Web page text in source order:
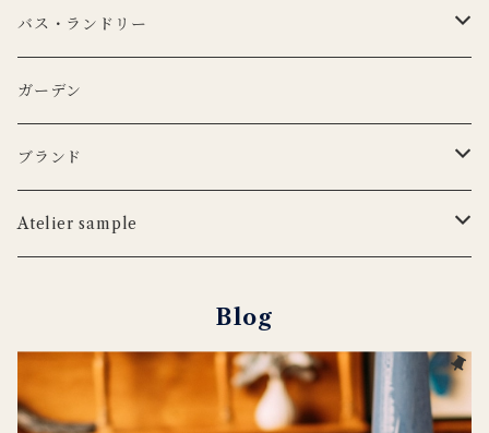
KANEKO KOHYO POTTERY
CARRON
3RD CERAMICS
グラス
KIMOTO GLASS TOKYO
LSA
カトラリー
Cutipol
ナプキンリング
WILDLIFE GARDEN
ウッドボード
クラシックシリーズ
LEDキャンドル
Uyuni Lithing
キャンドルホルダー
LSA
DEKO candle
アニマルフック
オブジェ
フラワーベース
Henry Dean
３RD CERAMICS
OFFICINA NATURALIS
ルームシューズ
tronco
カードホルダー
ピロー
トートバッグ
CARRON
サスペンダー
BERTELLES
ポーチ
tronco
バス・ランドリー
タオル
ガーデン
ブランド
Blabla Kids
DOING GOODS
DUTCH DELUXES
Atelier sample
フラワーベース
Blog